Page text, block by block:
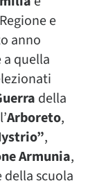
e
anno
quella
della
Arboreto,
,
Armunia,
scuola